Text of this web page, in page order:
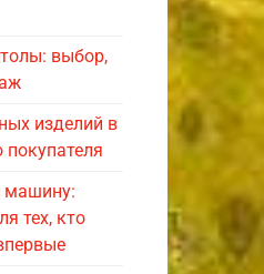
выбор,
изделий в
покупателя
машину:
тех, кто